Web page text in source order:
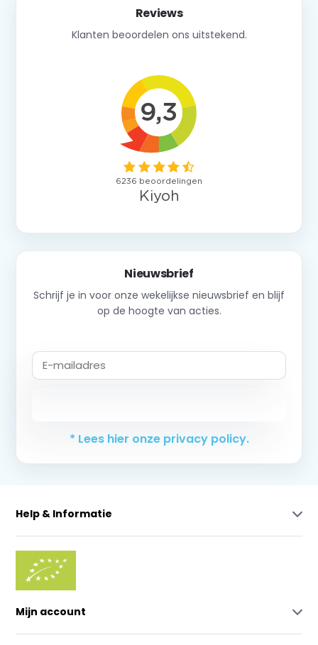
Reviews
Klanten beoordelen ons uitstekend.
Nieuwsbrief
Schrijf je in voor onze wekelijkse nieuwsbrief en blijf
op de hoogte van acties.
* Lees hier onze privacy policy.
Help & Informatie
Mijn account